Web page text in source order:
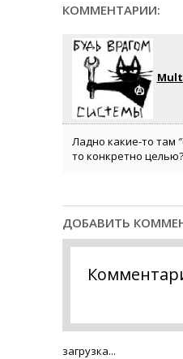
КОММЕНТАРИИ:
Ладно какие-то там
то конкретно
ДОБАВИТЬ
загрузка...